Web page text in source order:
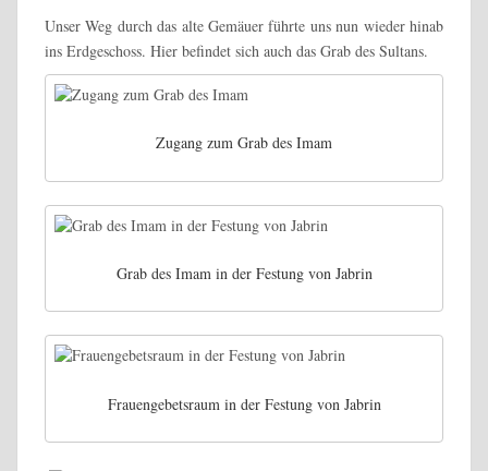
Unser Weg durch das alte Gemäuer führte uns nun wieder hinab
ins Erdgeschoss. Hier befindet sich auch das Grab des Sultans.
Zugang zum Grab des Imam
Grab des Imam in der Festung von Jabrin
Frauengebetsraum in der Festung von Jabrin